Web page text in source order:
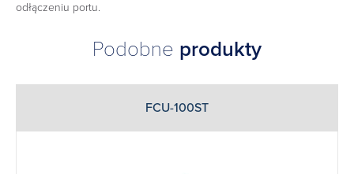
odłączeniu portu.
Podobne produkty
FCU-100ST